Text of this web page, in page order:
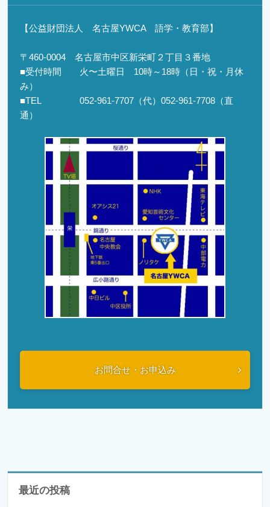
【公益財団法人 名古屋YWCA 語学・教育部】
〒460-0004 名古屋市中区新栄町２丁目３番地
■受付時間 火〜土曜日 10時～18時（日・祝・月休
み）
■TEL 052-961-7707（代）052-961-7708（直
通）
お問合せ・お申込み
最近の投稿